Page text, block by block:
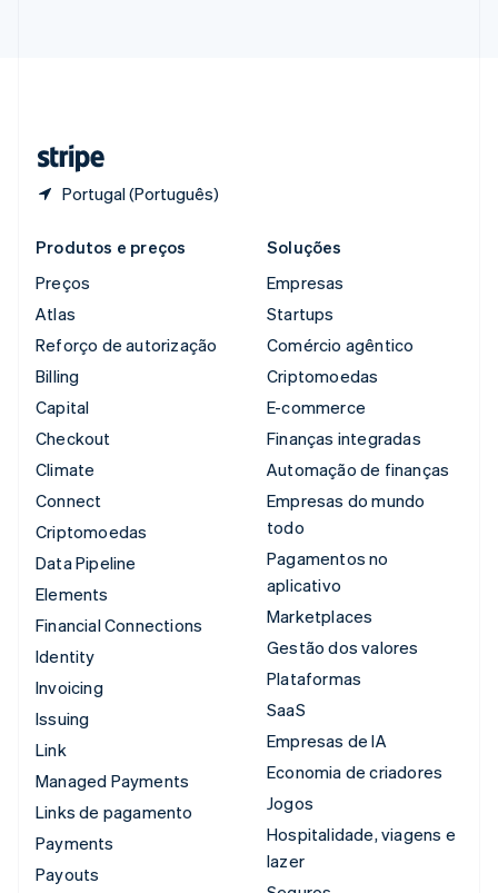
Portugal (Português)
Produtos e preços
Preços
Atlas
Reforço de autorização
Billing
Capital
Checkout
Climate
Connect
Criptomoedas
Data Pipeline
Elements
Financial Connections
Identity
Invoicing
Issuing
Link
Managed Payments
Links de pagamento
Payments
Payouts
Soluções
Empresas
Startups
Comércio agêntico
Criptomoedas
E-commerce
Finanças integradas
Automação de finanças
Empresas do mundo
todo
Pagamentos no
aplicativo
Marketplaces
Gestão dos valores
Plataformas
SaaS
Empresas de IA
Economia de criadores
Jogos
Hospitalidade, viagens e
lazer